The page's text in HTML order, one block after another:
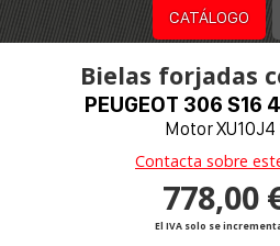
CATÁLOGO
Bielas forjadas
PEUGEOT 306 S16
Motor
Contacta sobre
778,00
El IVA solo se